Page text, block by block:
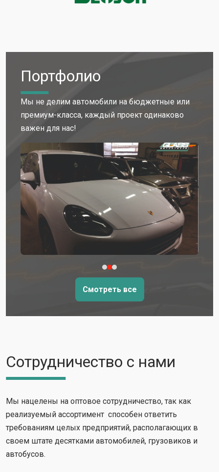
Портфолио
Мы не делим автомобили на бюджетные или
премиум-класса, каждый проект одинаково
важен для нас!
Смотреть все
Сотрудничество с нами
Мы нацелены на оптовое сотрудничество, так как
реализуемый ассортимент способен ответить
требованиям целых предприятий, располагающих в
своем штате десятками автомобилей, грузовиков и
автобусов.